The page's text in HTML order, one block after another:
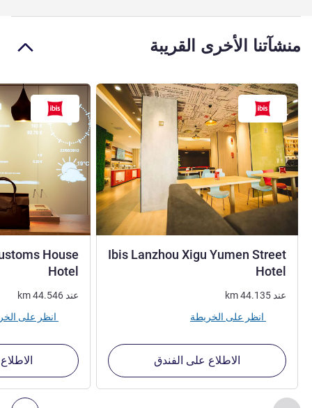
منشآتنا الأخرى القريبة
الصفحة
Ibis Lanzhou Xigu Yumen Street
Hotel
عند km44.135
الاطلاع على الفندق
House
Hotel
عند km44.546